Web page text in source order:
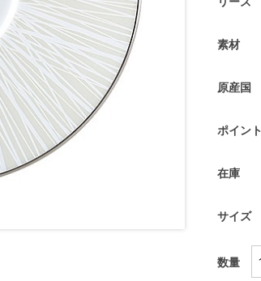
数量
素材
原産国
ポイント
在庫
サイズ